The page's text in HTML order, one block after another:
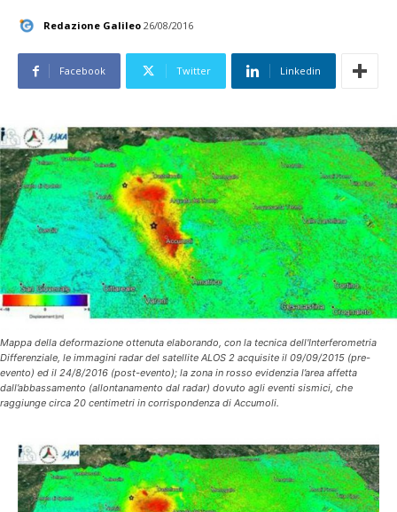
Redazione Galileo 26/08/2016
Facebook Twitter Linkedin
Mappa della deformazione ottenuta elaborando, con la tecnica dell'Interferometria
Differenziale, le immagini radar del satellite ALOS 2 acquisite il 09/09/2015 (pre-
evento) ed il 24/8/2016 (post-evento); la zona in rosso evidenzia l’area affetta
dall’abbassamento (allontanamento dal radar) dovuto agli eventi sismici, che
raggiunge circa 20 centimetri in corrispondenza di Accumoli.